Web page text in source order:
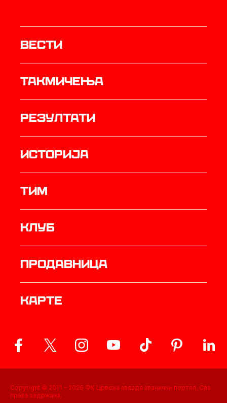
Вести
Такмичења
резултати
историја
ТИМ
Клуб
продавница
Карте
Copyright © 2011 - 2026 ФК Црвена звезда званични портал. Сва
права задржана.